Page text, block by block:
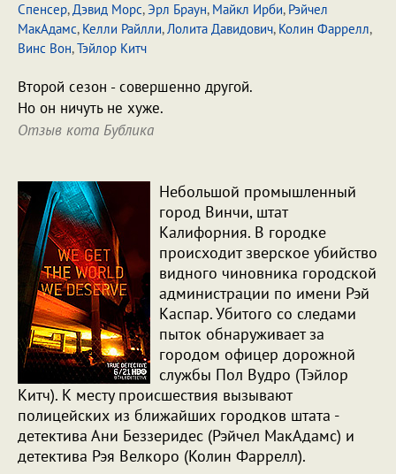
Спенсер,Дэвид Морс,Эрл Браун, Майкл Ирби, Рэйчел
МакАдамс, Келли Райлли,Лолита Давидович, Колин Фаррелл,
Винс Вон,Тэйлор Китч
Второй сезон - совершенно другой.
Но он ничуть не хуже.
Отзыв кота Бублика
Небольшой промышленный
город Винчи, штат
Калифорния. В городке
происходит зверское убийство
видного чиновника городской
администрации по имени Рэй
Каспар. Убитого со следами
пыток обнаруживает за
городом офицер дорожной
службы Пол Вудро (Тэйлор
Китч). К месту происшествия вызывают
полицейских из ближайших городков штата -
детектива Ани Беззеридес (Рэйчел МакАдамс) и
детектива Рэя Велкоро (Колин Фаррелл).